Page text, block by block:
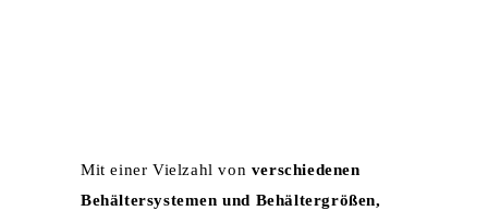
Mit einer Vielzahl von verschiedenen
Behältersystemen und Behältergrößen,